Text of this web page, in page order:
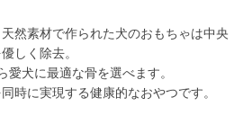
然素材で作られた犬のおもちゃは中央
しく除去。
犬に最適な骨を選べます。
時に実現する健康的なおやつです。